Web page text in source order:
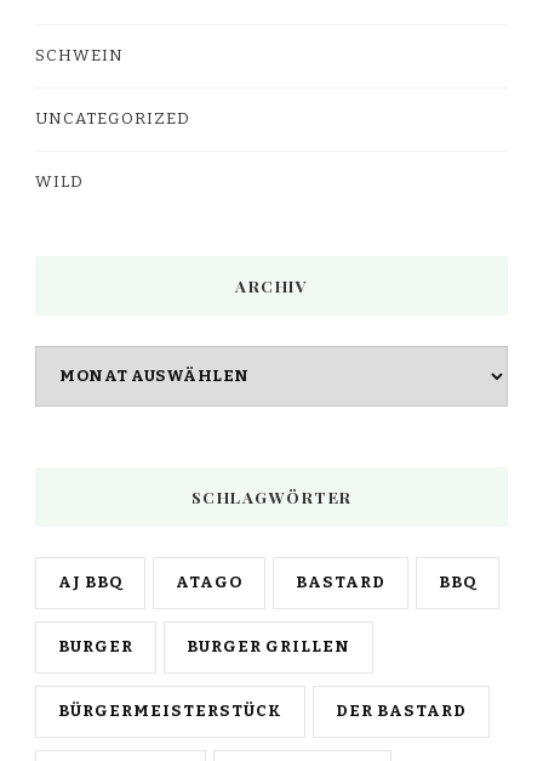
SCHWEIN
UNCATEGORIZED
WILD
ARCHIV
SCHLAGWÖRTER
AJ BBQ ATAGO BASTARD BBQ
BURGER BURGER GRILLEN
BÜRGERMEISTERSTÜCK DER BASTARD